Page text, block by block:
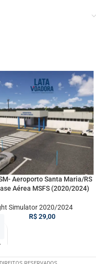
Aeroporto Santa Maria/RS
Aérea MSFS (2020/2024)
Simulator 2020/2024
R$29,00